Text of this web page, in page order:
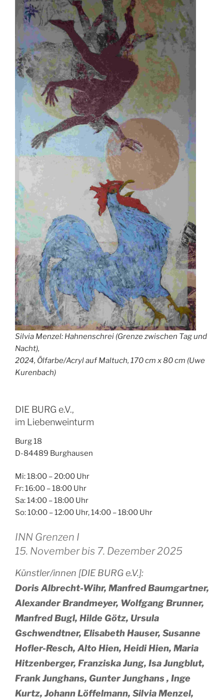
Silvia Menzel: Hahnenschrei (Grenze zwischen Tag und
Nacht),
2024, Ölfarbe/Acryl auf Maltuch, 170 cm x 80 cm (Uwe
Kurenbach)
DIE BURG e.V.,
im Liebenweinturm
Burg 18
D-84489 Burghausen
Mi: 18:00 – 20:00 Uhr
Fr: 16:00 – 18:00 Uhr
Sa: 14:00 – 18:00 Uhr
So: 10:00 – 12:00 Uhr, 14:00 – 18:00 Uhr
INN Grenzen I
15. November bis 7. Dezember 2025
Künstler/innen [DIE BURG e.V.]:
Doris Albrecht-Wihr, Manfred Baumgartner,
Alexander Brandmeyer, Wolfgang Brunner,
Manfred Bugl, Hilde Götz, Ursula
Gschwendtner, Elisabeth Hauser, Susanne
Hofler-Resch, Alto Hien, Heidi Hien, Maria
Hitzenberger, Franziska Jung, Isa Jungblut,
Frank Junghans, Gunter Junghans , Inge
Kurtz, Johann Löffelmann, Silvia Menzel,